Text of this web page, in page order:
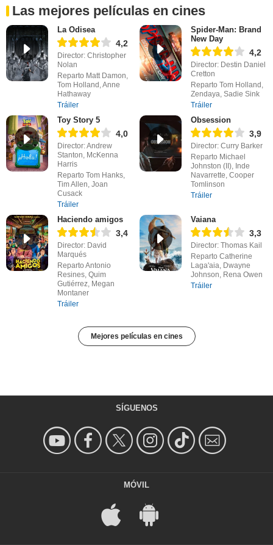
Las mejores películas en cines
La Odisea
4,2
Director: Christopher
Nolan
Reparto Matt Damon,
Tom Holland, Anne
Hathaway
Tráiler
Spider-Man: Brand
New Day
4,2
Director: Destin Daniel
Cretton
Reparto Tom Holland,
Zendaya, Sadie Sink
Tráiler
Toy Story 5
4,0
Director: Andrew
Stanton, McKenna
Harris
Reparto Tom Hanks,
Tim Allen, Joan
Cusack
Tráiler
Obsession
3,9
Director: Curry Barker
Reparto Michael
Johnston (II), Inde
Navarrette, Cooper
Tomlinson
Tráiler
Haciendo amigos
3,4
Director: David
Marqués
Reparto Antonio
Resines, Quim
Gutiérrez, Megan
Montaner
Tráiler
Vaiana
3,3
Director: Thomas Kail
Reparto Catherine
Laga'aia, Dwayne
Johnson, Rena Owen
Tráiler
Mejores películas en cines
SÍGUENOS
MÓVIL